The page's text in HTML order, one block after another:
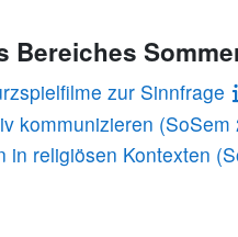
Bereiches
zur Sinnfrage
kommunizieren (SoSem
in religiösen Kontexten